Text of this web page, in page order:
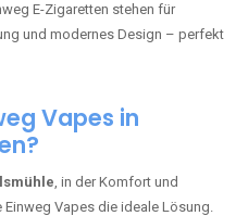
E-Zigaretten stehen für
und modernes Design – perfekt
Vapes in
, in der Komfort und
Vapes die ideale Lösung.